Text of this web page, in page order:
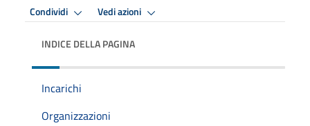
Condividi Vedi azioni
INDICE DELLA PAGINA
Incarichi
Organizzazioni